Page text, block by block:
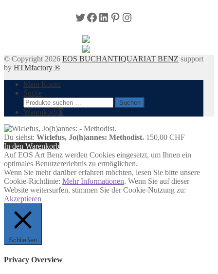
Twitter
Facebook
LinkedIn
Pinterest
Instagram
© Copyright 2026 EOS BUCHANTIQUARIAT BENZ support
by HTMfactory ®
Mein Konto
Suche
Suchen
nach:
Suchen
Warenkorb 0
Du siehst: Wiclefus, Jo(h)annes: Methodist. 150,00 CHF
In den Warenkorb
Auf EOS Art Benz werden Cookies eingesetzt, um Ihnen ein
optimales Benutzererlebnis zu ermöglichen.
Wenn Sie mehr darüber erfahren möchten, lesen Sie bitte unsere
Cookie-Richtlinie: Mehr Informationen. Wenn Sie auf dieser
Website weitersurfen, stimmen Sie der Cookie-Nutzung zu:
Akzeptieren
Schließen
Privacy Overview